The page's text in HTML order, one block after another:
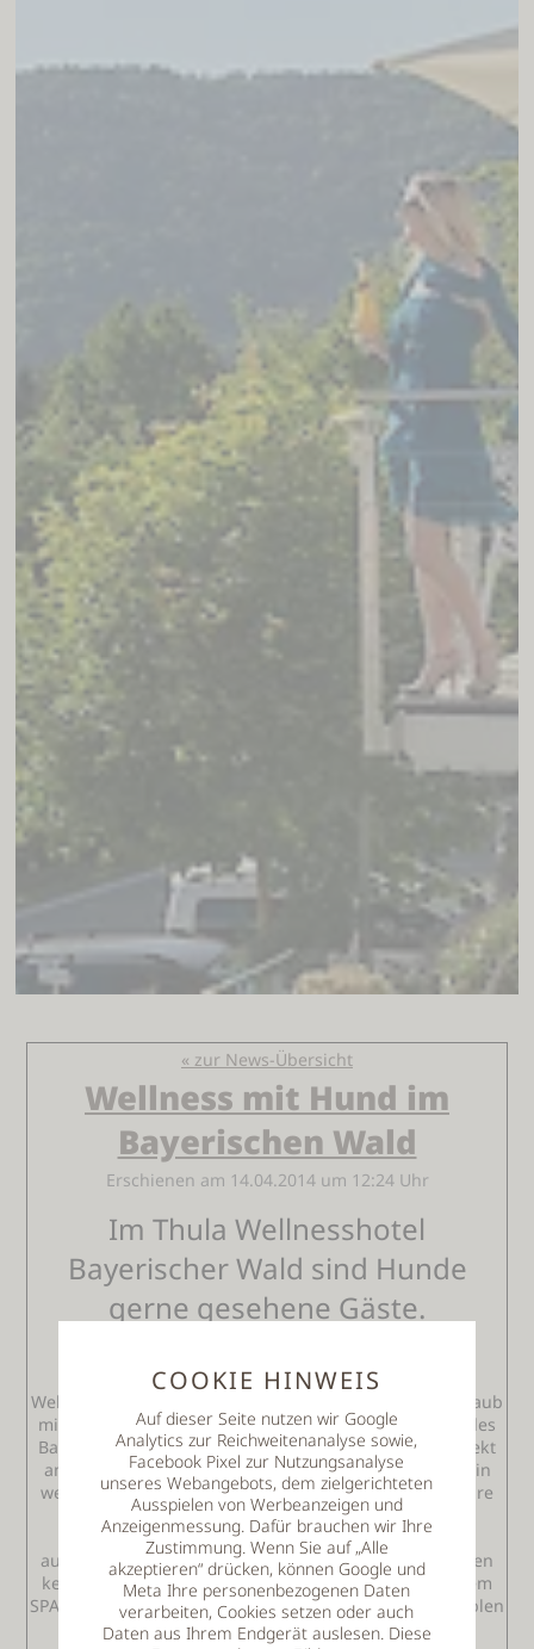
« zur News-Übersicht
Wellness mit Hund im
Bayerischen Wald
Erschienen am 14.04.2014 um 12:24 Uhr
Im Thula Wellnesshotel
Bayerischer Wald sind Hunde
gerne gesehene Gäste.
Bayerischer Wald – ihr 3-Sterne Hotel in Bayern für
Wellness, Wanderurlaub, Familienferien und Winterurlaub
mit Ihrem Hund! Das Hotel liegt auf der Sonnenseite des
Bayerischen Waldes in einmaliger Panorama-Lage direkt
am Wald! Von allen Zimmern und Suiten aus sind Sie in
wenigen Schritten im herrlichen Wandergebiet! Für Ihre
Reise stehen verschiedene Zimmer und Suiten zur
Auswahl. Alle Zimmer sind komplett und modern
ausgestattet vom Balkon bis zum Sat-TV mit SKY bleiben
keine Wünsche offen. Verschiedene Suiten mit eigenem
SPA-Bereich stehen ebenso zur Wahl wie die komfortablen
Kuschel-Doppelzimmer. Für Ihr Wellnessvergnügen
COOKIE HINWEIS
Auf dieser Seite nutzen wir Google
Analytics zur Reichweitenanalyse sowie,
Facebook Pixel zur Nutzungsanalyse
unseres Webangebots, dem zielgerichteten
Ausspielen von Werbeanzeigen und
Anzeigenmessung. Dafür brauchen wir Ihre
Zustimmung. Wenn Sie auf „Alle
akzeptieren“ drücken, können Google und
Meta Ihre personenbezogenen Daten
verarbeiten, Cookies setzen oder auch
Daten aus Ihrem Endgerät auslesen. Diese